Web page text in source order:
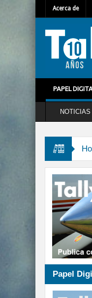
Acerca de
PAPEL
NOTICIAS
Air
Papel